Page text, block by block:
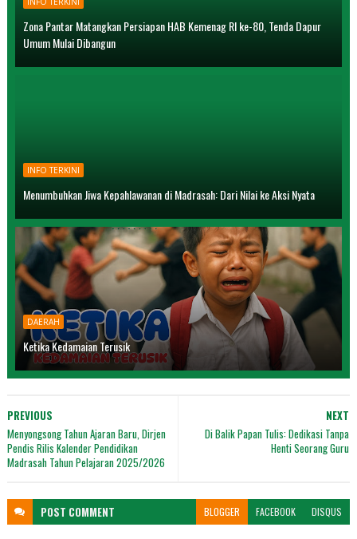
Zona Pantar Matangkan Persiapan HAB Kemenag RI ke-80, Tenda Dapur
Umum Mulai Dibangun
INFO TERKINI
Menumbuhkan Jiwa Kepahlawanan di Madrasah: Dari Nilai ke Aksi Nyata
DAERAH
Ketika Kedamaian Terusik
NEXT
Di Balik Papan Tulis: Dedikasi Tanpa
Henti Seorang Guru
PREVIOUS
Menyongsong Tahun Ajaran Baru, Dirjen
Pendis Rilis Kalender Pendidikan
Madrasah Tahun Pelajaran 2025/2026
POST COMMENT BLOGGER FACEBOOK DISQUS